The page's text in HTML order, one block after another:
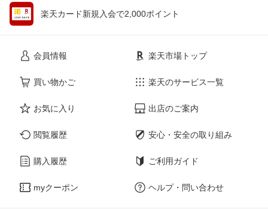
楽天カード新規入会で2,000ポイント
会員情報
買い物かご
お気に入り
閲覧履歴
購入履歴
myクーポン
楽天市場トップ
楽天のサービス一覧
出店のご案内
安心・安全の取り組み
ご利用ガイド
ヘルプ・問い合わせ